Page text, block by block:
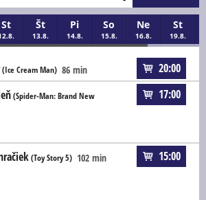
St Št
13.8.
Pi
14.8.
So
15.8.
Ne
16.8.
St
19.8.
(Ice Cream Man) 86 min
20:00
(Spider-Man: Brand New
17:00
(Toy Story 5) 102 min 15:00